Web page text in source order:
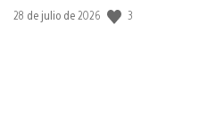
Fecha
28 de julio de 2026 3